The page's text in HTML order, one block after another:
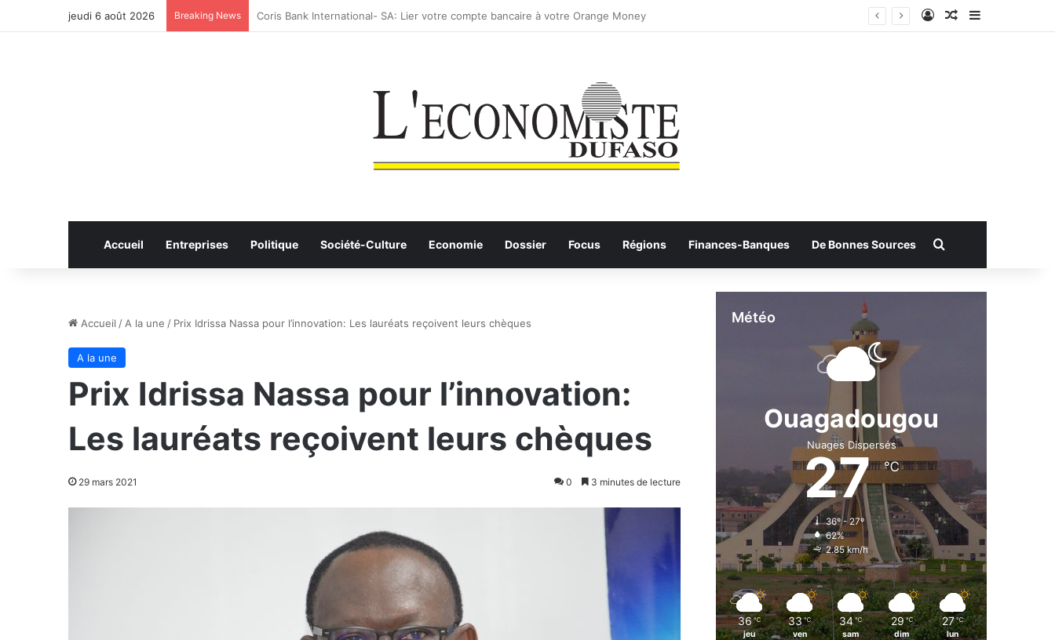
jeudi 6 août 2026 Breaking News CAN féminine 2026 : les Etalons Dames quittent la compétition ConnexionArticle Aléatoire
Accueil Entreprises Politique Société-Culture Economie Dossier Focus Régions Finances-Banques De Bonnes Sources Rechercher
Accueil / A la une / Prix Idrissa Nassa pour l’innovation: Les lauréats reçoivent leurs chèques
A la une
Prix Idrissa Nassa pour l’innovation:
Les lauréats reçoivent leurs chèques
29 mars 2021 0 3 minutes de lecture
Météo
Ouagadougou
Nuages Dispersés
27℃
36º - 27º
62%
2.85 km/h
36 ℃
jeu
33 ℃
ven
34 ℃
sam
29 ℃
dim
27 ℃
lun